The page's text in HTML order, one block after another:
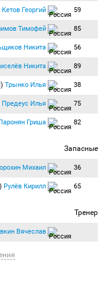
Кетов Георгий 59
Тимофей 85
Никита 56
Никита 89
Трынко Илья 38
Предеус Илья 75
Гриша 82
Запасные
Михаил 36
Рулёв Кирилл 65
Тренер
Вячеслав